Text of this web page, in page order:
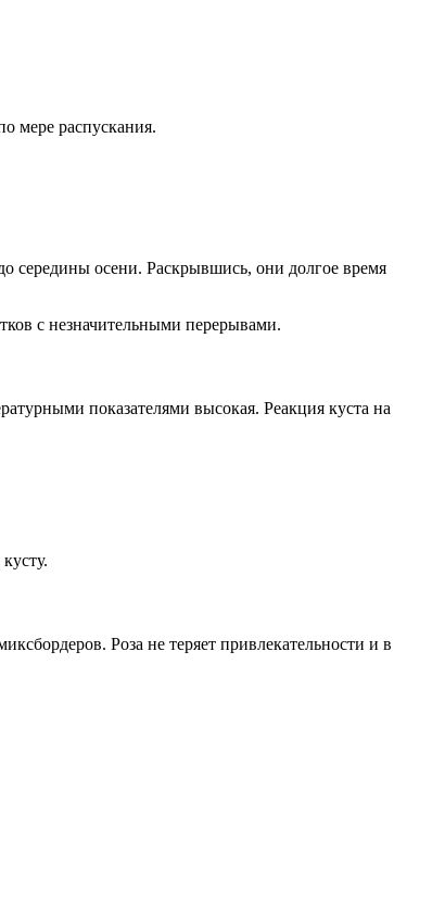
мере распускания.
середины осени. Раскрывшись, они долгое время
с незначительными перерывами.
показателями высокая. Реакция куста на
Роза не теряет привлекательности и в